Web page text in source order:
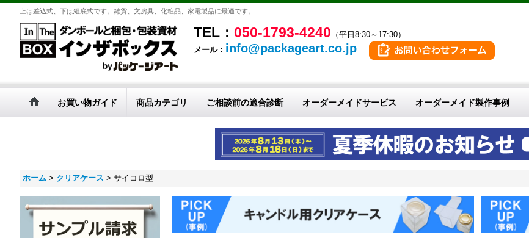
上は差込式、下は組底式です。雑貨、文房具、化粧品、家電製品に最適です。
TEL： 050-1793-4240 （平日8:30～17:30）
メール： info@packageart.co.jp
お買い物ガイド 商品カテゴリ ご相談前の適合診断 オーダーメイドサービス オーダーメイド製作事例
ホーム > クリアケース > サイコロ型